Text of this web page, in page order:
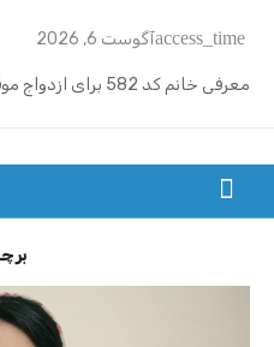
content
access_timeآگوست 6, 2026
معرفی خانم کد 582 برای ازدواج موقت تهران شریعتی
ازدواج موقت ماهیانه تهران گیشا |
معرفی خانم کد 588 برای ازدواج موقت ماهیانه کرج در مهرشهر
بزرگترین سایت صیغه یابی از